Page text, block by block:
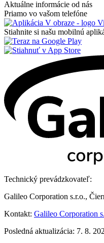
Aktuálne informácie od nás
Priamo vo vašom telefóne
Stiahnite si našu mobilnú
Technický prevádzkovateľ:
Galileo Corporation s.r.o.,
Kontakt: Galileo Corporation
Posledná aktualizácia: 7. 8.